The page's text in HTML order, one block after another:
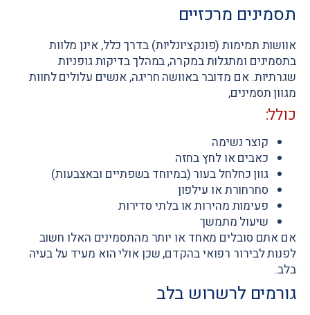
תסמינים מרכזיים
אוושות תמימות (פונקציונליות) בדרך כלל, אינן מלוות
בתסמינים ומתגלות במקרה, במהלך בדיקות גופניות
שגרתיות. אם מדובר באוושה חריגה, אנשים עלולים לחוות
מגוון תסמינים,
כולל:
קוצר נשימה
כאבים או לחץ בחזה
גוון כחלחל בעור (במיוחד בשפתיים ובאצבעות)
סחרחורת או עילפון
פעימות מהירות או בלתי סדירות
שיעול מתמשך
אם אתם סובלים מאחד או יותר מהתסמינים האלו חשוב
לפנות לבירור רפואי בהקדם, שכן אולי הוא מעיד על בעיה
בלב.
גורמים לרשרוש בלב